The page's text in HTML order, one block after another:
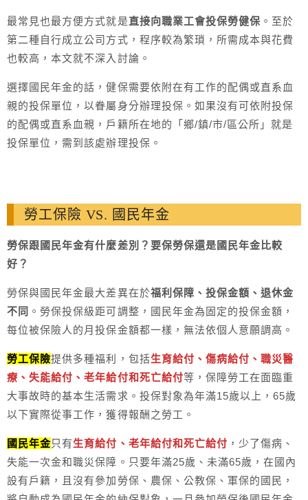
最常見也最方便方式就是直接向職業工會投保勞健保 。至於
第二種自行成立公司方式，程序較為繁瑣，所需成本與花費
也較高，本文就不深入討論。
選擇國民年金的話，健保需要依附在有工作的配偶或直系血
親的投保單位，以眷屬身分辦理投保。如果沒有可依附投保
的配偶或直系血親，戶籍所在地的「鄉/鎮/市/區公所」就是
投保單位，需到該處辦理投保。
勞工保險 VS. 國民年金
勞保跟國民年金有什麼差別？要保勞保還是國民年金比較
好？
勞保與國民年金最大差異在於福利保障、投保金額、退休金
不同 。勞保投保級距可調整，國民年金為固定的投保金額，
每位被保險人的月投保金額都一樣，無法依個人意願調高。
勞工保險提供多種福利，包括生育給付、傷病給付、職災醫
療、失能給付、老年給付和死亡給付等，保障勞工在面臨重
大事故時的基本生活需求。投保對象為年滿15歲以上，65歲
以下實際從事工作，獲得報酬之勞工。
國民年金只有生育給付、老年給付和死亡給付 ，少了傷病、
失能一次金和職災保障。只要年滿25歲、未滿65歲，在國內
設有戶籍，且沒有參加勞保、農保、公教保、軍保的國民，